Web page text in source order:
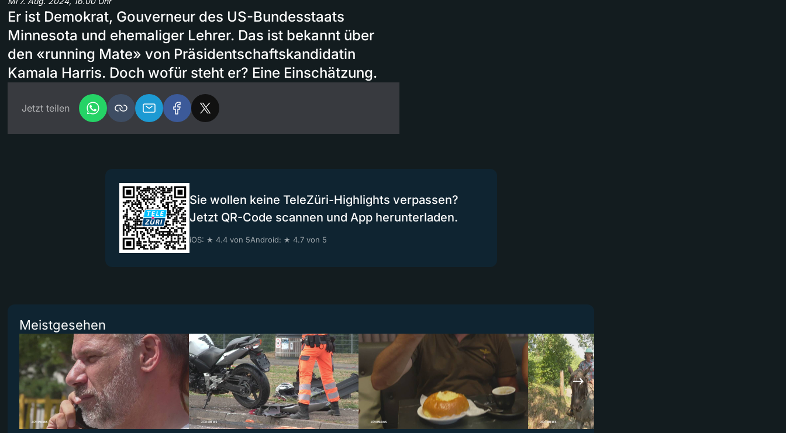
Er ist Demokrat, Gouverneur des US-Bundesstaats
Minnesota und ehemaliger Lehrer. Das ist bekannt über
den «running Mate» von Präsidentschaftskandidatin
Kamala Harris. Doch wofür steht er? Eine Einschätzung.
Jetzt teilen
Sie wollen keine TeleZüri-Highlights verpassen?
Jetzt QR-Code scannen und App herunterladen.
iOS: ★ 4.4 von 5Android: ★ 4.7 von 5
Meistgesehen